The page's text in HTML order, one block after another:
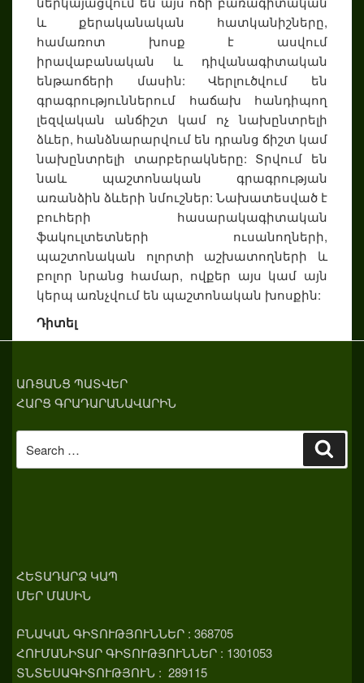
և քերականական հատկանիշները,
համառոտ խոսք է ասվում
իրավաբանական և դիվանագիտական
ենթաոճերի մասին: Վերլուծվում են
գրագրություններում հաճախ հանդիպող
լեզվական անճիշտ կամ ոչ նախընտրելի
ձևեր, հանձնարարվում են դրանց ճիշտ կամ
նախընտրելի տարբերակները: Տրվում են
նաև պաշտոնական գրագրության
առանձին ձևերի նմուշներ: Նախատեսված է
բուհերի հասարակագիտական
ֆակուլտետների ուսանողների,
պաշտոնական ոլորտի աշխատողների և
բոլոր նրանց համար, ովքեր այս կամ այն
կերպ առնչվում են պաշտոնական խոսքին:
Դիտել
ԱՌՑԱՆՑ ՊԱՏՎԵՐ
ՀԱՐՑ ԳՐԱԴԱՐԱՆԱՎԱՐԻՆ
for:
ՀԵՏԱԴԱՐՁ ԿԱՊ
ՄԵՐ ՄԱՍԻՆ
ԲՆԱԿԱՆ ԳԻՏՈՒԹՅՈՒՆՆԵՐ : 368705
ՀՈՒՄԱՆԻՏԱՐ ԳԻՏՈՒԹՅՈՒՆՆԵՐ : 1301053
ՏՆՏԵՍԱԳԻՏՈՒԹՅՈՒՆ : 289115